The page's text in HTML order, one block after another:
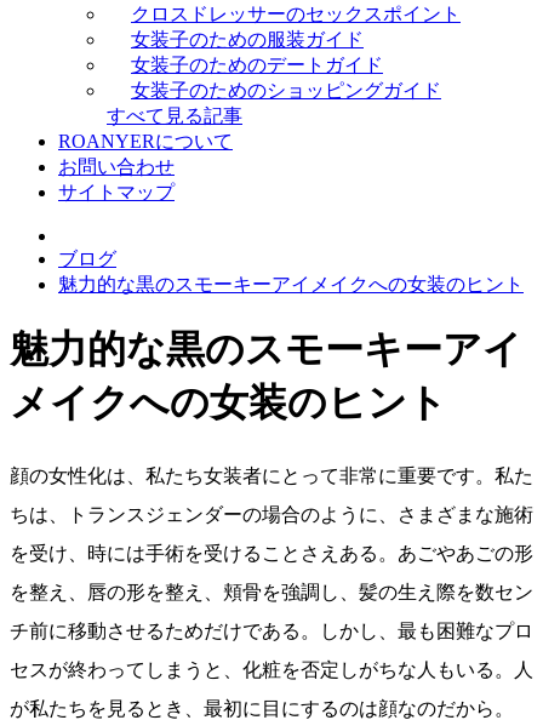
クロスドレッサーのセックスポイント
女装子のための服装ガイド
女装子のためのデートガイド
女装子のためのショッピングガイド
すべて見る記事
ROANYERについて
お問い合わせ
サイトマップ
ブログ
魅力的な黒のスモーキーアイメイクへの女装のヒント
魅力的な黒のスモーキーアイ
メイクへの女装のヒント
顔の女性化は、私たち女装者にとって非常に重要です。私た
ちは、トランスジェンダーの場合のように、さまざまな施術
を受け、時には手術を受けることさえある。あごやあごの形
を整え、唇の形を整え、頬骨を強調し、髪の生え際を数セン
チ前に移動させるためだけである。しかし、最も困難なプロ
セスが終わってしまうと、化粧を否定しがちな人もいる。人
が私たちを見るとき、最初に目にするのは顔なのだから。